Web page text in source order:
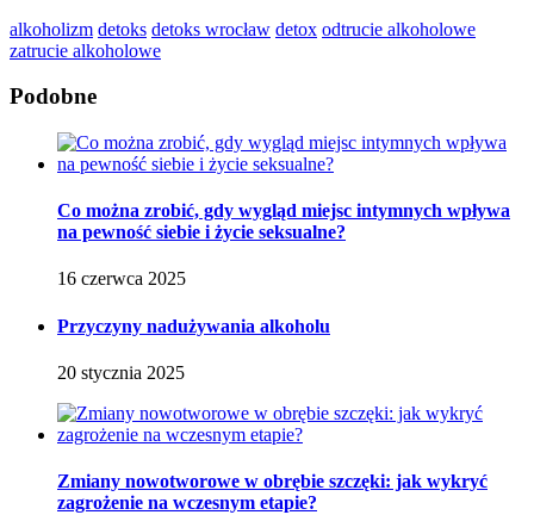
alkoholizm detoks detoks wrocław detox odtrucie alkoholowe
zatrucie alkoholowe
Podobne
Co można zrobić, gdy wygląd miejsc intymnych wpływa
na pewność siebie i życie seksualne?
16 czerwca 2025
Przyczyny nadużywania alkoholu
20 stycznia 2025
Zmiany nowotworowe w obrębie szczęki: jak wykryć
zagrożenie na wczesnym etapie?